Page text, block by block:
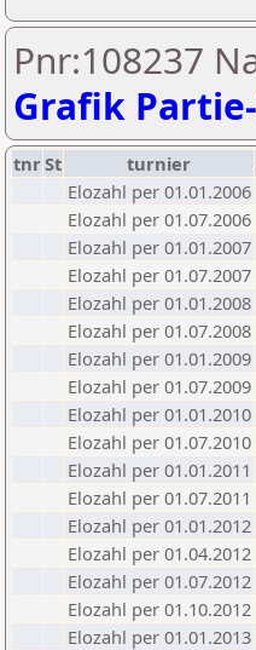
Pnr:108237
Grafik
tnrSt turnier
Elozahl per 01.01.2006
Elozahl per 01.07.2006
Elozahl per 01.01.2007
Elozahl per 01.07.2007
Elozahl per 01.01.2008
Elozahl per 01.07.2008
Elozahl per 01.01.2009
Elozahl per 01.07.2009
Elozahl per 01.01.2010
Elozahl per 01.07.2010
Elozahl per 01.01.2011
Elozahl per 01.07.2011
Elozahl per 01.01.2012
Elozahl per 01.04.2012
Elozahl per 01.07.2012
Elozahl per 01.10.2012
Elozahl per 01.01.2013